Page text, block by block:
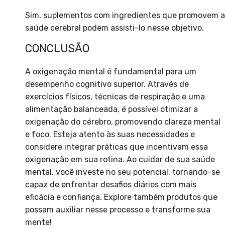
Sim, suplementos com ingredientes que promovem a
saúde cerebral podem assisti-lo nesse objetivo.
CONCLUSÃO
A oxigenação mental é fundamental para um
desempenho cognitivo superior. Através de
exercícios físicos, técnicas de respiração e uma
alimentação balanceada, é possível otimizar a
oxigenação do cérebro, promovendo clareza mental
e foco. Esteja atento às suas necessidades e
considere integrar práticas que incentivam essa
oxigenação em sua rotina. Ao cuidar de sua saúde
mental, você investe no seu potencial, tornando-se
capaz de enfrentar desafios diários com mais
eficácia e confiança. Explore também produtos que
possam auxiliar nesse processo e transforme sua
mente!